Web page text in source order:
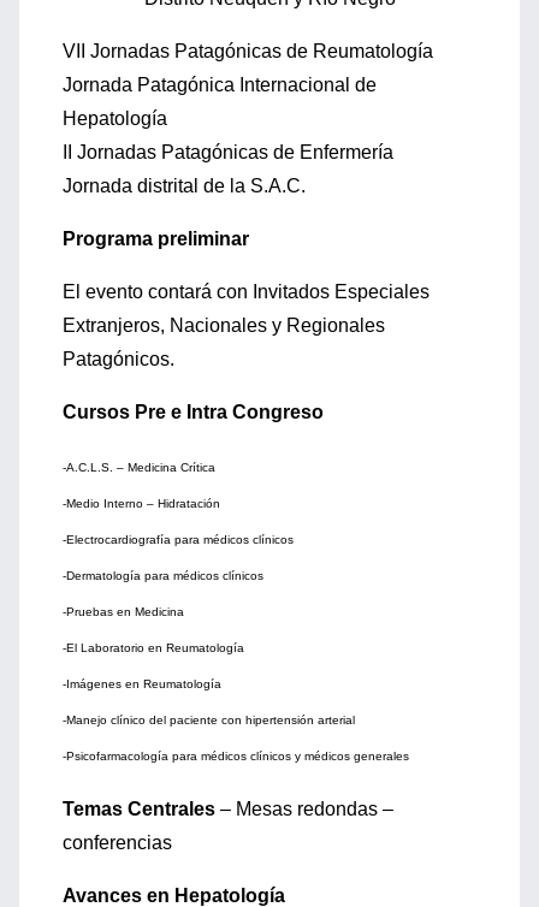
VII Jornadas Patagónicas de Reumatología
Jornada Patagónica Internacional de
Hepatología
II Jornadas Patagónicas de Enfermería
Jornada distrital de la S.A.C.
Programa preliminar
El evento contará con Invitados Especiales
Extranjeros, Nacionales y Regionales
Patagónicos.
Cursos Pre e Intra Congreso
-A.C.L.S. – Medicina Crítica
-Medio Interno – Hidratación
-Electrocardiografía para médicos clínicos
-Dermatología para médicos clínicos
-Pruebas en Medicina
-El Laboratorio en Reumatología
-Imágenes en Reumatología
-Manejo clínico del paciente con hipertensión arterial
-Psicofarmacología para médicos clínicos y médicos generales
Temas Centrales – Mesas redondas –
conferencias
Avances en Hepatología